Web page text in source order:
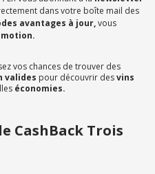
dans votre boîte mail des
avantages à jour,vous
vos chances de trouver des
valides pour découvrir desvins
économies.
CashBack Trois